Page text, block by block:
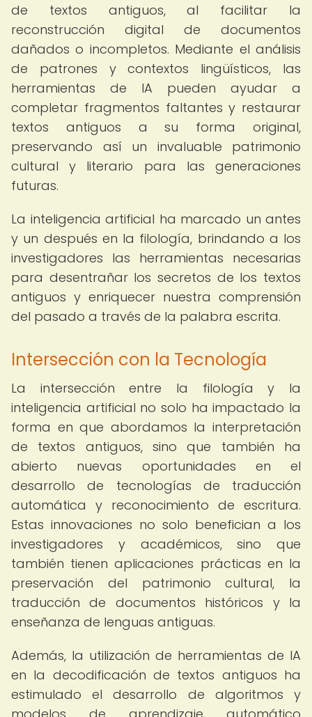
de textos antiguos, al facilitar la
reconstrucción digital de documentos
dañados o incompletos. Mediante el análisis
de patrones y contextos lingüísticos, las
herramientas de IA pueden ayudar a
completar fragmentos faltantes y restaurar
textos antiguos a su forma original,
preservando así un invaluable patrimonio
cultural y literario para las generaciones
futuras.
La inteligencia artificial ha marcado un antes
y un después en la filología, brindando a los
investigadores las herramientas necesarias
para desentrañar los secretos de los textos
antiguos y enriquecer nuestra comprensión
del pasado a través de la palabra escrita.
Intersección con la Tecnología
La intersección entre la filología y la
inteligencia artificial no solo ha impactado la
forma en que abordamos la interpretación
de textos antiguos, sino que también ha
abierto nuevas oportunidades en el
desarrollo de tecnologías de traducción
automática y reconocimiento de escritura.
Estas innovaciones no solo benefician a los
investigadores y académicos, sino que
también tienen aplicaciones prácticas en la
preservación del patrimonio cultural, la
traducción de documentos históricos y la
enseñanza de lenguas antiguas.
Además, la utilización de herramientas de IA
en la decodificación de textos antiguos ha
estimulado el desarrollo de algoritmos y